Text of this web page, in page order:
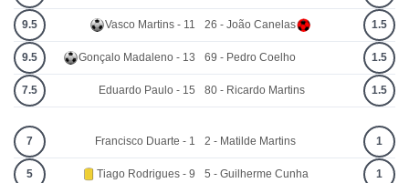
9.5 Vasco Martins - 11
9.5 Gonçalo Madaleno - 13
7.5 Eduardo Paulo - 15
26 - João Canelas 1.5
69 - Pedro Coelho 1.5
80 - Ricardo Martins 1.5
7 Francisco Duarte - 1
5 Tiago Rodrigues - 9
2 - Matilde Martins 1
5 - Guilherme Cunha 1